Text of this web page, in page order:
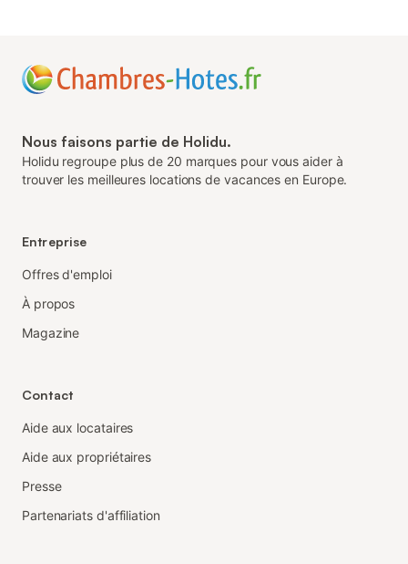
Nous faisons partie de Holidu.
Holidu regroupe plus de 20 marques pour vous aider à
trouver les meilleures locations de vacances en Europe.
Entreprise
Offres d'emploi
À propos
Magazine
Contact
Aide aux locataires
Aide aux propriétaires
Presse
Partenariats d'affiliation